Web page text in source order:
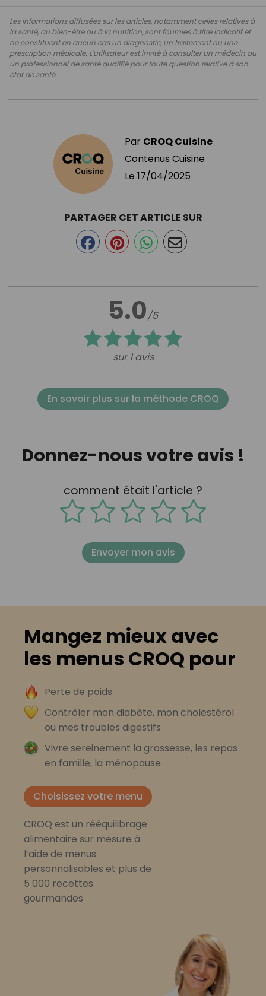
Les informations diffusées sur les articles, notamment celles relatives à
la santé, au bien-être ou à la nutrition, sont fournies à titre indicatif et
ne constituent en aucun cas un diagnostic, un traitement ou une
prescription médicale. L'utilisateur est invité à consulter un médecin ou
un professionnel de santé qualifié pour toute question relative à son
état de santé.
Par CROQ Cuisine
Contenus Cuisine
Le 17/04/2025
5.0/5
sur 1 avis
PARTAGER CET ARTICLE SUR
En savoir plus sur la méthode CROQ
Donnez-nous votre avis !
comment était l'article ?
Envoyer mon avis
Mangez mieux avec
les menus CROQ pour
Perte de poids
Contrôler mon diabète, mon cholestérol
ou mes troubles digestifs
Vivre sereinement la grossesse, les repas
en famille, la ménopause
Choisissez votre menu
CROQ est un rééquilibrage
alimentaire sur mesure à
l’aide de menus
personnalisables et plus de
5 000 recettes
gourmandes